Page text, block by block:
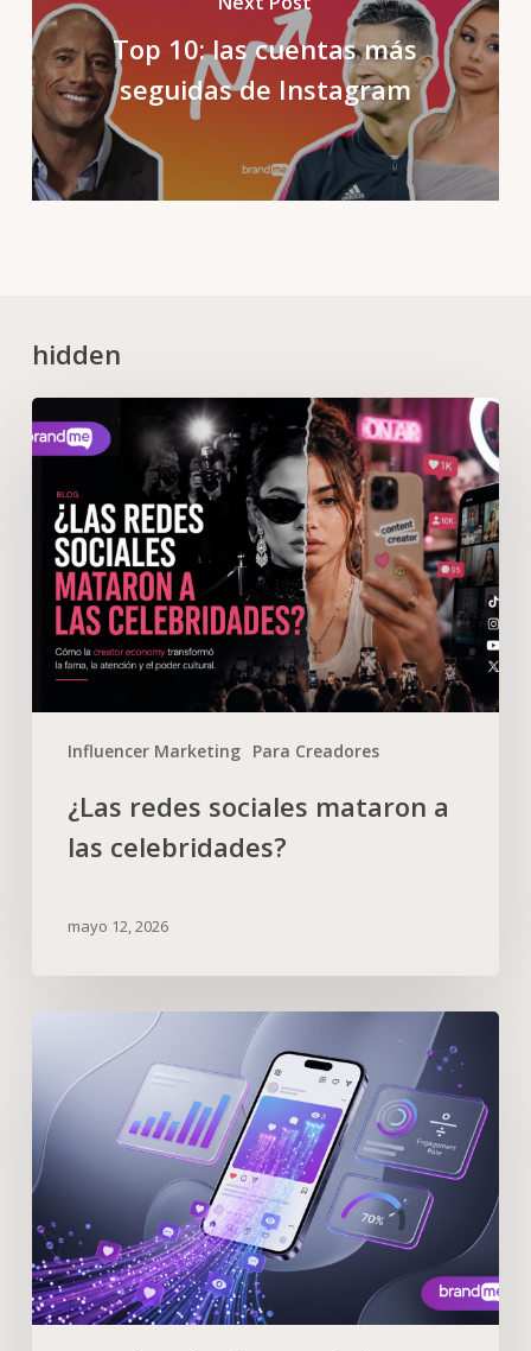
Top 10: las cuentas más
seguidas de Instagram
hidden
Influencer Marketing Para Creadores
¿Las redes sociales mataron a
las celebridades?
mayo 12, 2026